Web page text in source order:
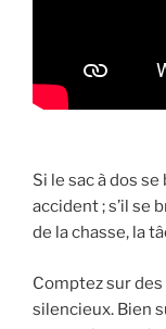
Si le sac à dos
accident ; s’il se
de la chasse, la
Comptez sur
silencieux. Bien